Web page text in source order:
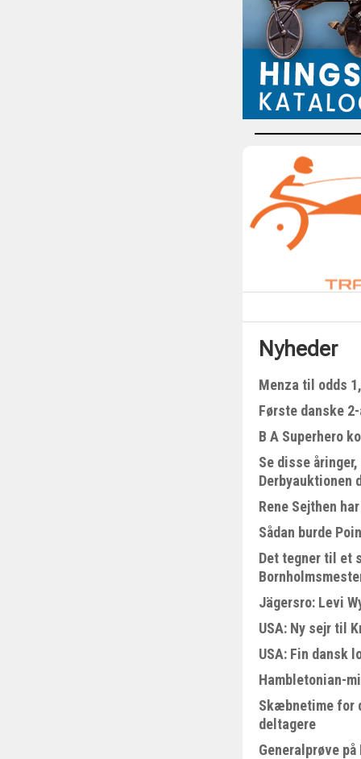
Nyheder
Menza til odds
Første danske
B A Superhero
Se disse
Derbyauktionen
Rene Sejthen
Sådan burde
Det tegner til et
Jägersro: Levi
USA: Ny sejr til
USA: Fin dansk
Hambletonian-
Skæbnetime for
deltagere
Generalprøve